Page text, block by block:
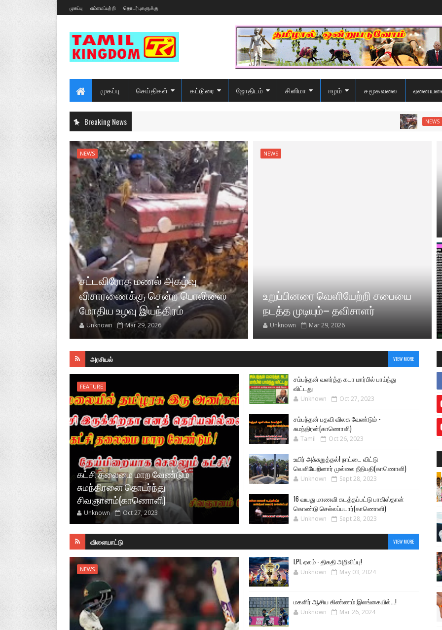
முகப்பு எம்மைப்பற்றி தொடர்புகளுக்கு
முகப்பு செய்திகள் கட்டுரை ஜோதிடம் சினிமா ஈழம் சமூகவலை
Breaking News
NEWS
சட்டவிரோத மணல் அகழ்வு
விசாரணைக்கு சென்ற பொலிஸை
மோதிய உழவு இயந்திரம்
Unknown Mar 29, 2026
NEWS
உறுப்பினரை வெளியேற்றி சபையை
நடத்த முடியும்– தவிசாளர்
Unknown Mar 29, 2026
அரசியல் VIEW MORE
FEATURE
கட்சி தலைமை மாற வேண்டும்
சுமந்திரனை தொடர்ந்து
சிவஞானம்(காணொளி)
Unknown Oct 27, 2023
சம்பந்தன் வளர்த்த கடா மார்பில் பாய்ந்து
விட்டது
Unknown Oct 27, 2023
சம்பந்தன் பதவி விலக வேண்டும் -
சுமந்திரன்(காணொளி)
Tamil Oct 26, 2023
உயிர் அசு்சுறுத்தல்! நாட்டை விட்டு
வெளியேறினார் முல்லை நீதிபதி(காணொளி)
Unknown Sept 28, 2023
16 வயது மாணவி கடத்தப்பட்டு பாகிஸ்தான்
கொண்டு செல்லப்படார்(காணொளி)
Unknown Sept 28, 2023
விளையாட்டு VIEW MORE
NEWS
LPL ஏலம் - திகதி அறிவிப்பு!
Unknown May 03, 2024
மகளிர் ஆசிய கிண்ணம் இலங்கையில்...!
Unknown Mar 26, 2024